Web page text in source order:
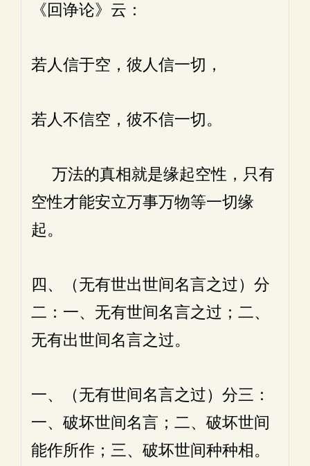
《回诤论》云：
若人信于空，彼人信一切，
若人不信空，彼不信一切。
万法的真相就是缘起空性，只有
空性才能安立万事万物等一切缘
起。
四、（无有世出世间名言之过）分
二：一、无有世间名言之过；二、
无有出世间名言之过。
一、（无有世间名言之过）分三：
一、破坏世间名言；二、破坏世间
能作所作；三、破坏世间种种相。